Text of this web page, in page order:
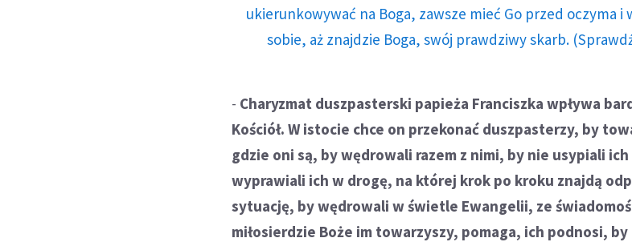
ukierunkowywać na Boga, zawsze mieć Go przed oczyma
sobie, aż znajdzie Boga, swój prawdziwy skarb.
- Charyzmat duszpasterski papieża Franciszka wpływa
Kościół. W istocie chce on przekonać duszpasterzy, by
gdzie oni są, by wędrowali razem z nimi, by nie usypiali
wyprawiali ich w drogę, na której krok po kroku znajdą
sytuację, by wędrowali w świetle Ewangelii, ze
miłosierdzie Boże im towarzyszy, pomaga, ich podnosi,